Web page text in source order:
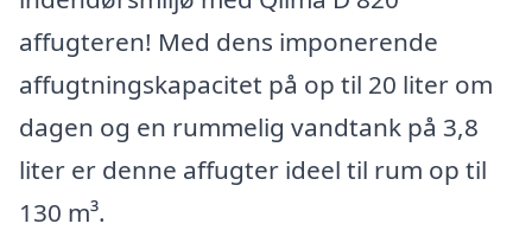
affugteren! Med dens imponerende
affugtningskapacitet på op til 20 liter om
dagen og en rummelig vandtank på 3,8
liter er denne affugter ideel til rum op til
130 m³.